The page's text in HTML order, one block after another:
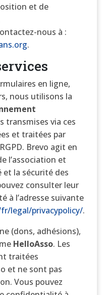
et de
nous à :
.
en ligne,
nous utilisons la
transmises via ces
et traitées par
Brevo agit en
l’association et
la sécurité des
consulter leur
à l’adresse suivante
legal/privacypolicy/.
(dons, adhésions),
HelloAsso. Les
traitées
et ne sont pas
Vous pouvez